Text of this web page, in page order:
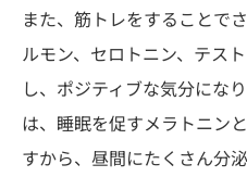
また、筋トレをすることで
ルモン、セロトニン、テス
し、ポジティブな気分にな
は、睡眠を促すメラトニン
すから、昼間にたくさん分